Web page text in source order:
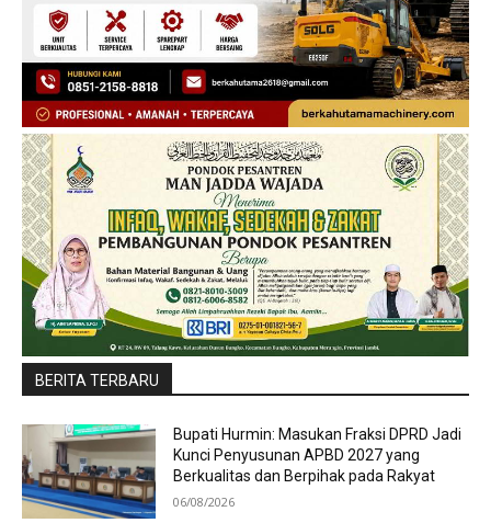
BERITA TERBARU
Bupati Hurmin: Masukan Fraksi DPRD Jadi
Kunci Penyusunan APBD 2027 yang
Berkualitas dan Berpihak pada Rakyat
06/08/2026